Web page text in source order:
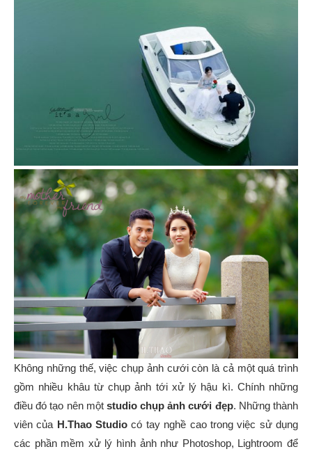
Không những thế, việc chụp ảnh cưới còn là cả một quá trình
gồm nhiều khâu từ chụp ảnh tới xử lý hậu kì. Chính những
điều đó tạo nên một studio chụp ảnh cưới đẹp. Những thành
viên của H.Thao Studio có tay nghề cao trong việc sử dụng
các phần mềm xử lý hình ảnh như Photoshop, Lightroom để